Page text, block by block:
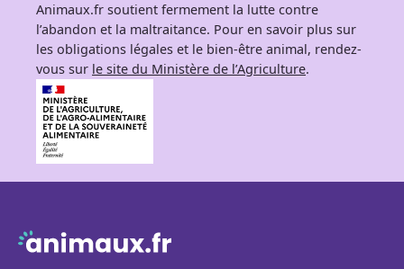
Animaux.fr soutient fermement la lutte contre
l’abandon et la maltraitance. Pour en savoir plus sur
les obligations légales et le bien-être animal, rendez-
vous sur le site du Ministère de l’Agriculture.